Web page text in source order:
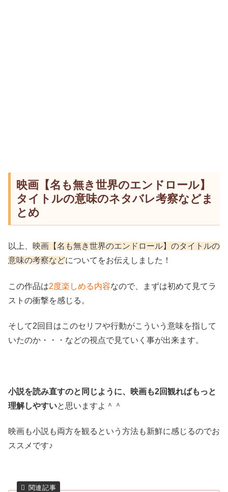
映画【名も無き世界のエンドロール】
タイトルの意味のネタバレ考察などま
とめ
以上、 映画【名も無き世界のエンドロール】のタイトルの
意味の考察などについてをお伝えしました！
この作品は2度楽しめる内容なので、まずは初めて見てラ
ストの衝撃を感じる。
そして2回目はこのセリフや行動がこういう意味を指して
いたのか・・・などの視点で見ていく事が出来ます。
小説を読み直すのと同じように、映画も2回観ればもっと
理解しやすいと思いますよ＾＾
映画も小説も両方を観るという方法も新鮮に感じるのでお
ススメです♪